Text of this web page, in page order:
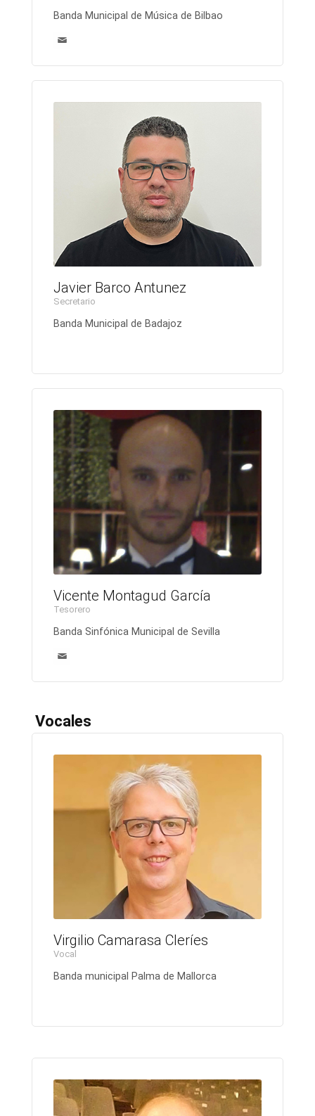
Banda Municipal de Música de Bilbao
Javier Barco Antunez
Secretario
Banda Municipal de Badajoz
Vicente Montagud García
Tesorero
Banda Sinfónica Municipal de Sevilla
Vocales
Virgilio Camarasa Cleríes
Vocal
Banda municipal Palma de Mallorca